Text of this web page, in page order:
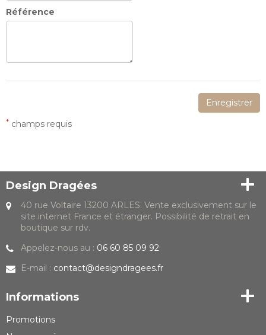
Référence
Enregistrer
* champs requis
Design Dragées
40 rue Voltaire 13200 ARLES. Vente exclusivement sur le
site internet France et étranger. Possibilité de retrait en
boutique sur rdv.
Appelez-nous au : 06 60 85 09 92
E-mail : contact@designdragees.fr
Informations
Promotions